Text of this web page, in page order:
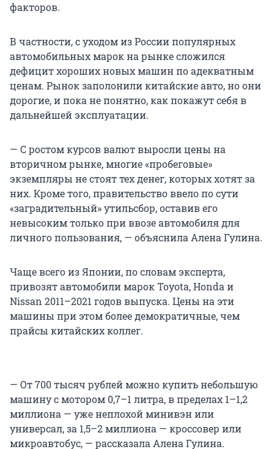
факторов.
В частности, с уходом из России популярных
автомобильных марок на рынке сложился
дефицит хороших новых машин по адекватным
ценам. Рынок заполонили китайские авто, но они
дорогие, и пока не понятно, как покажут себя в
дальнейшей эксплуатации.
— С ростом курсов валют выросли цены на
вторичном рынке, многие «пробеговые»
экземпляры не стоят тех денег, которых хотят за
них. Кроме того, правительство ввело по сути
«заградительный» утильсбор, оставив его
невысоким только при ввозе автомобиля для
личного пользования, — объяснила Алена Гулина.
Чаще всего из Японии, по словам эксперта,
привозят автомобили марок Toyota, Honda и
Nissan 2011–2021 годов выпуска. Цены на эти
машины при этом более демократичные, чем
прайсы китайских коллег.
— От 700 тысяч рублей можно купить небольшую
машину с мотором 0,7–1 литра, в пределах 1–1,2
миллиона — уже неплохой минивэн или
универсал, за 1,5–2 миллиона — кроссовер или
микроавтобус, — рассказала Алена Гулина.